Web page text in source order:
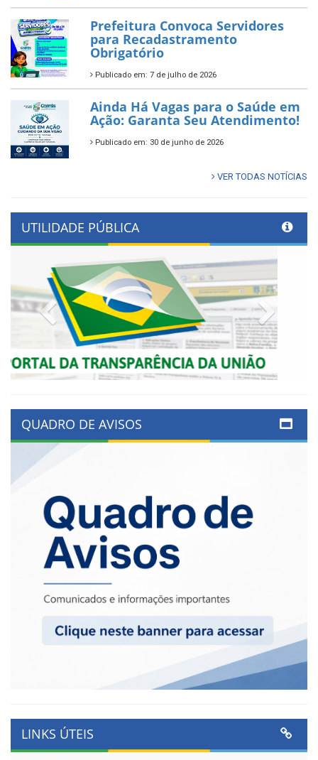
Prefeitura Convoca Servidores
para Recadastramento
Obrigatório
Publicado em: 7 de julho de 2026
Ainda Há Vagas para o Saúde em
Ação: Garanta Seu Atendimento!
Publicado em: 30 de junho de 2026
VER TODAS NOTÍCIAS
UTILIDADE PÚBLICA
Previous
QUADRO DE AVISOS
LINKS ÚTEIS